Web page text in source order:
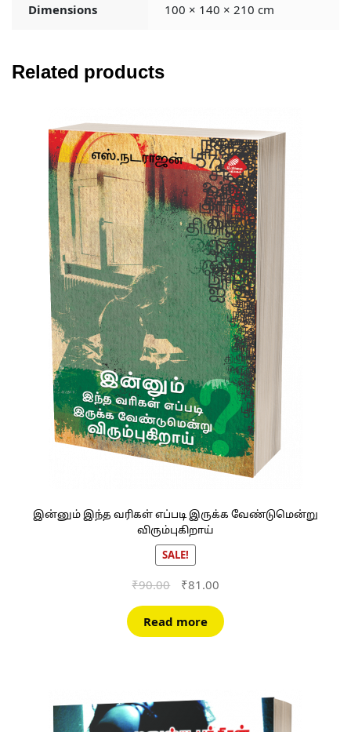
Dimensions 100 × 140 × 210 cm
Related products
இன்னும் இந்த வரிகள் எப்படி இருக்க வேண்டுமென்று
விரும்புகிறாய்
SALE!
₹90.00
Original
was:
₹90.00.
₹81.00Current
is:
₹81.00.
Read more